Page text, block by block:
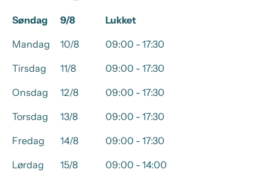
Søndag 9/8
Lukket
Mandag
10/8
09:00 - 17:30
Tirsdag
11/8
09:00 - 17:30
Onsdag
12/8
09:00 - 17:30
Torsdag
13/8
09:00 - 17:30
Fredag
14/8
09:00 - 17:30
Lørdag
15/8 09:00 - 14:00